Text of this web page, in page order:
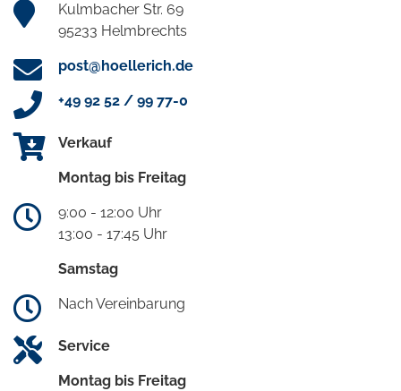
Kulmbacher Str. 69
95233 Helmbrechts
post@hoellerich.de
+49 92 52 / 99 77-0
Verkauf
Montag bis Freitag
9:00 - 12:00 Uhr
13:00 - 17:45 Uhr
Samstag
Nach Vereinbarung
Service
Montag bis Freitag